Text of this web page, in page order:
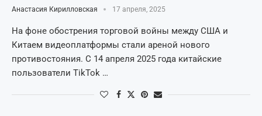
Анастасия Кирилловская 17 апреля, 2025
На фоне обострения торговой войны между США и
Китаем видеоплатформы стали ареной нового
противостояния. С 14 апреля 2025 года китайские
пользователи TikTok …